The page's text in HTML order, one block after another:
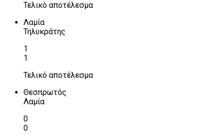
Τελικό αποτέλεσμα
Λαμία
Τηλυκράτης
1
1
Τελικό αποτέλεσμα
Θεσπρωτός
Λαμία
0
0